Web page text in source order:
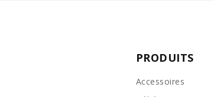
PRODUITS
Accessoires